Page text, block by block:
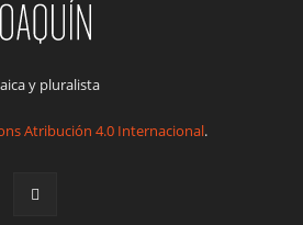
y pluralista
Atribución 4.0 Internacional.